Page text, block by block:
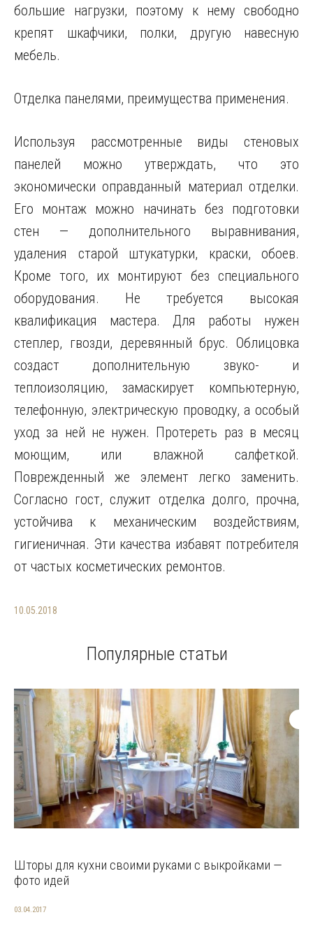
большие нагрузки, поэтому к нему свободно
крепят шкафчики, полки, другую навесную
мебель.
Отделка панелями, преимущества применения.
Используя рассмотренные виды стеновых
панелей можно утверждать, что это
экономически оправданный материал отделки.
Его монтаж можно начинать без подготовки
стен — дополнительного выравнивания,
удаления старой штукатурки, краски, обоев.
Кроме того, их монтируют без специального
оборудования. Не требуется высокая
квалификация мастера. Для работы нужен
степлер, гвозди, деревянный брус. Облицовка
создаст дополнительную звуко- и
теплоизоляцию, замаскирует компьютерную,
телефонную, электрическую проводку, а особый
уход за ней не нужен. Протереть раз в месяц
моющим, или влажной салфеткой.
Поврежденный же элемент легко заменить.
Согласно гост, служит отделка долго, прочна,
устойчива к механическим воздействиям,
гигиеничная. Эти качества избавят потребителя
от частых косметических ремонтов.
10.05.2018
Популярные статьи
Шторы для кухни своими руками с выкройками —
фото идей
03.04.2017